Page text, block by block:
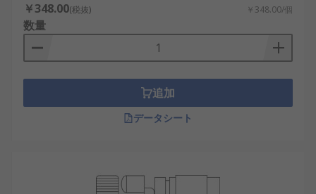
￥348.00(税抜) ￥348.00/個
数量
追加
データシート